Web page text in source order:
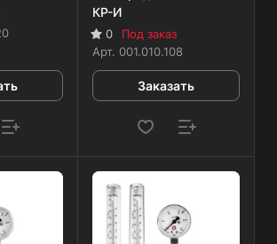
КР-И
0
Под заказ
Арт. 001.010.108
Заказать